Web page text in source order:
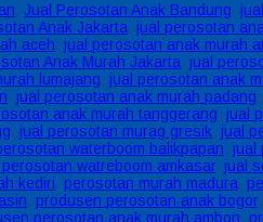
, Jual Perosotan Anak Bandung,
Anak Jakarta, jual perosotan
aceh, jual perosotan anak murah
Anak Murah Jakarta, jual
lumajang, jual perosotan anak
, jual perosotan anak murah padang,
anak murah tanggerang, jual
, jual perosotan murag gresik, jual
waterboom balikpapan, jual
perosotan watreboom amkasar, jual
kediri, perosotan murah madura,
, produsen perosotan anak bogor,
perosotan anak murah ambon,